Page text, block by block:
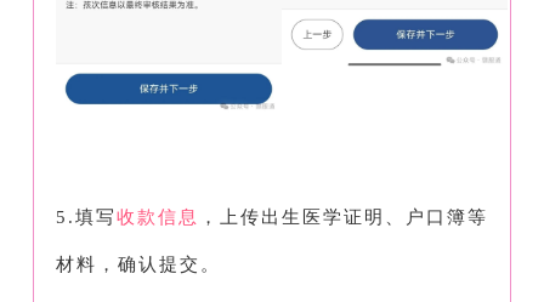
5.填写收款信息 ，上传出生医学证明、户口簿等
材料，确认提交。